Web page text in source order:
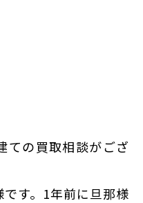
ての買取相談がござ
す。1年前に旦那様